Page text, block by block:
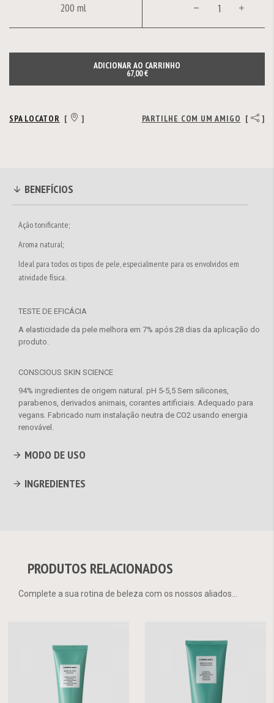
ADICIONAR AO CARRINHO
67,00 €
200 ml
SPA LOCATOR [ ] PARTILHE COM UM AMIGO [ ]
BENEFÍCIOS
Ação tonificante;
Aroma natural;
Ideal para todos os tipos de pele, especialmente para os envolvidos em
atividade física.
TESTE DE EFICÁCIA
A elasticidade da pele melhora em 7% após 28 dias da aplicação do
produto.
CONSCIOUS SKIN SCIENCE
94% ingredientes de origem natural. pH 5-5,5 Sem silicones,
parabenos, derivados animais, corantes artificiais. Adequado para
vegans. Fabricado num instalação neutra de CO2 usando energia
renovável.
MODO DE USO
INGREDIENTES
PRODUTOS RELACIONADOS
Complete a sua rotina de beleza com os nossos aliados...